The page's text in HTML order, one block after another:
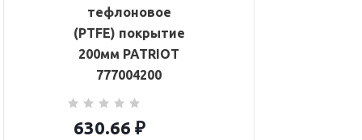
тефлоновое
(PTFE) покрытие
200мм PATRIOT
777004200
630.66 ₽